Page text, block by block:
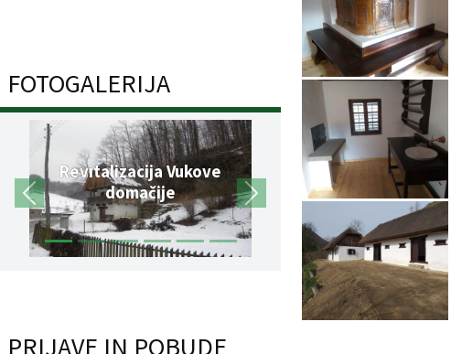
FOTOGALERIJA
Revitalizacija Vukove
domačije
PRIJAVE IN POBUDE